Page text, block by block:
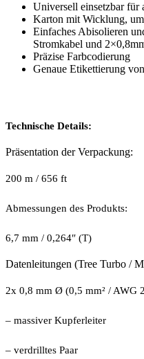
Universell einsetzbar für
Karton mit Wicklung,
Einfaches Abisolieren
Stromkabel und
Präzise Farbcodierung
Genaue Etikettierung
Technische Details:
Präsentation der Verpackung:
200 m / 656 ft
Abmessungen des Produkts:
6,7 mm / 0,264″ (T)
Datenleitungen (Tree Turbo /
2x 0,8 mm Ø (0,5 mm² / AWG
– massiver Kupferleiter
– verdrilltes Paar